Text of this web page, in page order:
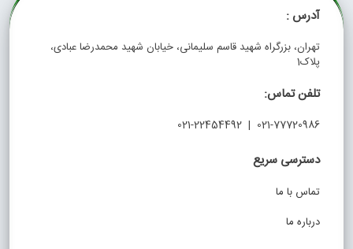
آدرس :
تهران، بزرگراه شهید قاسم سلیمانی، خیابان شهید محمدرضا عبادی،
پلاک1
تلفن تماس:
021-77720986 | 021-22454492
دسترسی سریع
تماس با ما
درباره ما